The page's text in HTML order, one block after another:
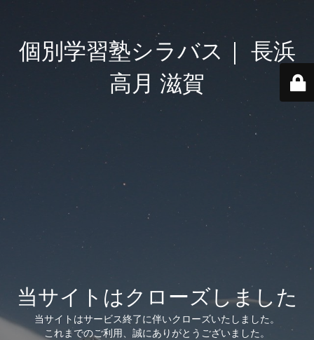
個別学習塾シラバス｜ 長浜
高月 滋賀
当サイトはクローズしました
当サイトはサービス終了に伴いクローズいたしました。
これまでのご利用、誠にありがとうございました。